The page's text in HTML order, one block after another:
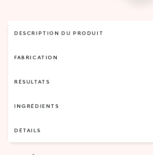
DESCRIPTION DU PRODUIT
FABRICATION
RÉSULTATS
INGRÉDIENTS
DÉTAILS